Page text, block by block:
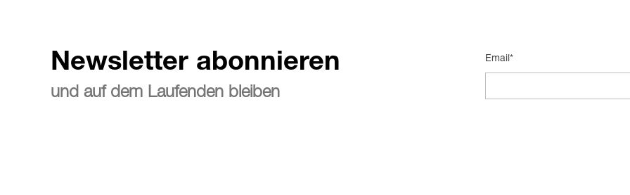
Newsletter abonnieren
und auf dem Laufenden bleiben
Email*